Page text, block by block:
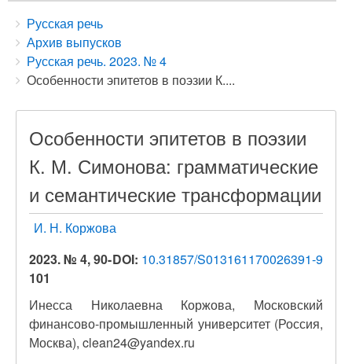
Breadcrumbs
You
are
here:
Русская речь
Архив выпусков
Русская речь. 2023. № 4
Особенности эпитетов в поэзии К....
Особенности эпитетов в поэзии
К. М. Симонова: грамматические
и семантические трансформации
И. Н. Коржова
DOI: 10.31857/S013161170026391-9
2023. № 4, 90-
101
Инесса Николаевна Коржова, Московский
финансово-промышленный университет (Россия,
Москва), clean24@yandex.ru